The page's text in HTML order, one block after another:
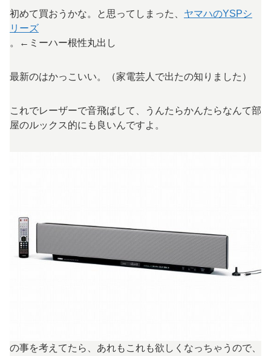
初めて買おうかな。と思ってしまった、 ヤマハのYSPシ
リーズ
。←ミーハー根性丸出し
最新のはかっこいい。（家電芸人で出たの知りました）
これでレーザーで音飛ばして、うんたらかんたらなんて部
屋のルックス的にも良いんですよ。
の事を考えてたら、あれもこれも欲しくなっちゃうので、